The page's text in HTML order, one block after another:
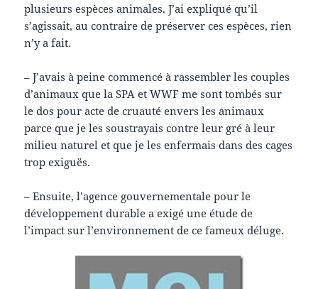
plusieurs espèces animales. J’ai expliqué qu’il
s’agissait, au contraire de préserver ces espèces, rien
n’y a fait.
– J’avais à peine commencé à rassembler les couples
d’animaux que la SPA et WWF me sont tombés sur
le dos pour acte de cruauté envers les animaux
parce que je les soustrayais contre leur gré à leur
milieu naturel et que je les enfermais dans des cages
trop exiguës.
– Ensuite, l’agence gouvernementale pour le
développement durable a exigé une étude de
l’impact sur l’environnement de ce fameux déluge.